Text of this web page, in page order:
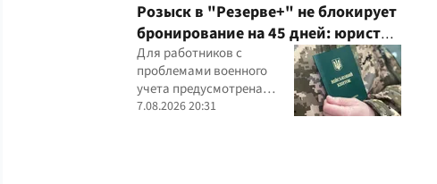
Розыск в "Резерве+" не блокирует
бронирование на 45 дней: юрист
объяснил важный нюанс
Для работников с
проблемами военного
учета предусмотрена
специальная процедура
7.08.2026 20:31